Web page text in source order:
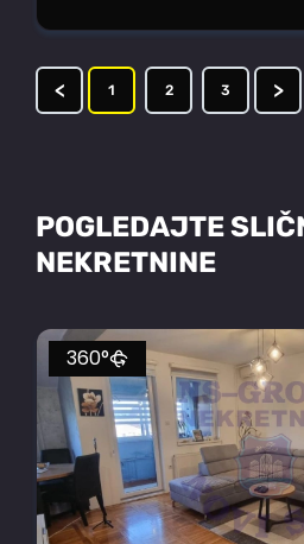
< 1 2 3 >
POGLEDAJTE
NEKRETNINE
360°